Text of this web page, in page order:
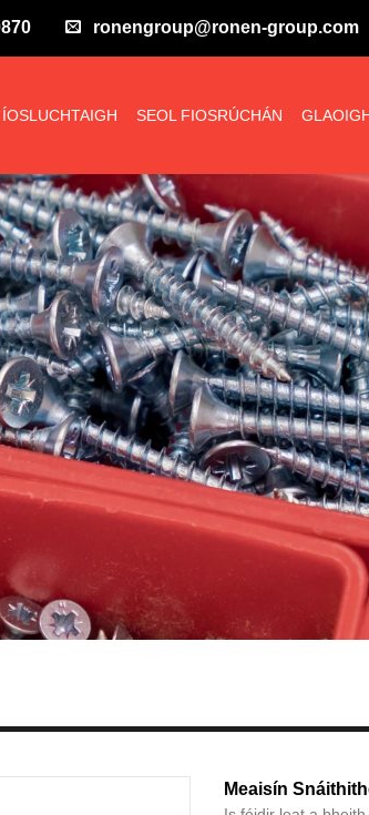
ronengroup@ronen-group.com
ÍOSLUCHTAIGH SEOL FIOSRÚCHÁN
Meaisín